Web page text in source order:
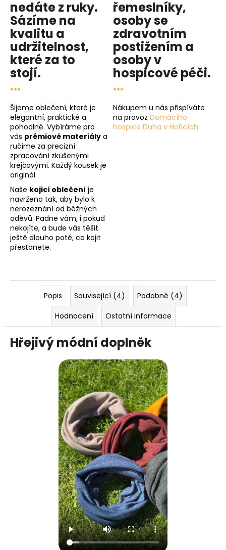
nedáte z ruky.
Sázíme na
kvalitu a
udržitelnost,
které za to
stojí.
...
Šijeme oblečení, které je
elegantní, praktické a
pohodlné. Vybíráme pro
vás prémiové materiály a
ručíme za precizní
zpracování zkušenými
krejčovými. Každý kousek je
originál.
Naše kojicí oblečení je
navrženo tak, aby bylo k
nerozeznání od běžných
oděvů. Padne vám, i pokud
nekojíte, a bude vás těšit
ještě dlouho poté, co kojit
přestanete.
řemeslníky,
osoby se
zdravotním
postižením a
osoby v
hospicové péči.
...
Nákupem u nás přispíváte
na provoz Domácího
hospice Duha v Hořicích.
Popis Související (4)
Podobné (4)
Hodnocení
Ostatní informace
Hřejivý módní doplněk